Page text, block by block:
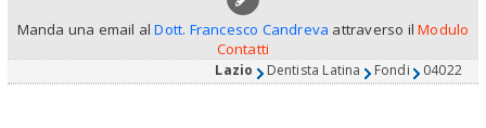
Manda una email alDott. Francesco Candreva attraverso ilModulo
Contatti
Lazio Dentista Latina Fondi 04022